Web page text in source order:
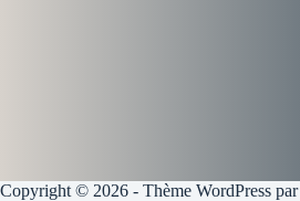
Copyright © 2026 - Thème WordPress par